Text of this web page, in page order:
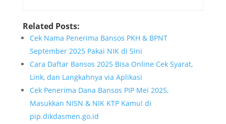
Related Posts:
Cek Nama Penerima Bansos PKH & BPNT
September 2025 Pakai NIK di Sini
Cara Daftar Bansos 2025 Bisa Online Cek Syarat,
Link, dan Langkahnya via Aplikasi
Cek Penerima Dana Bansos PIP Mei 2025,
Masukkan NISN & NIK KTP Kamu! di
pip.dikdasmen.go.id